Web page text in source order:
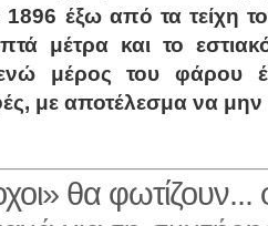
1896 έξω από τα τείχη
μέτρα και το
μέρος του φάρου
με αποτέλεσμα να μην
θα